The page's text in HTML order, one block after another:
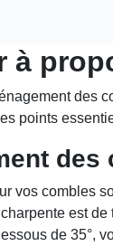
à
des
points
des
vos combles
est
de 35°,